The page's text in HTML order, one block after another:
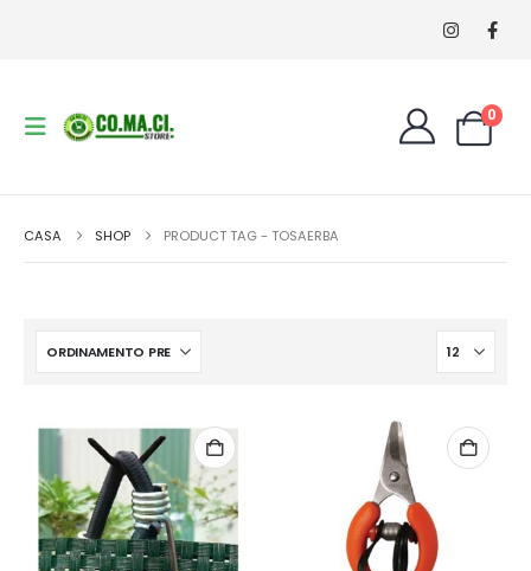
0
CASA SHOP PRODUCT TAG - TOSAERBA